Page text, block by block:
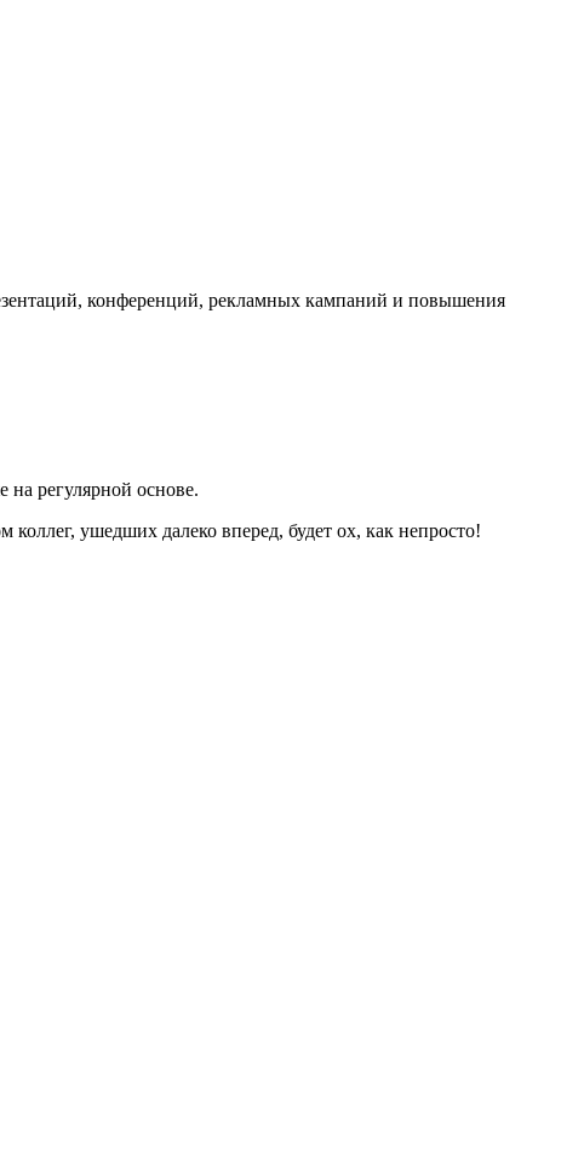
конференций, рекламных кампаний и повышения
регулярной основе.
ушедших далеко вперед, будет ох, как непросто!